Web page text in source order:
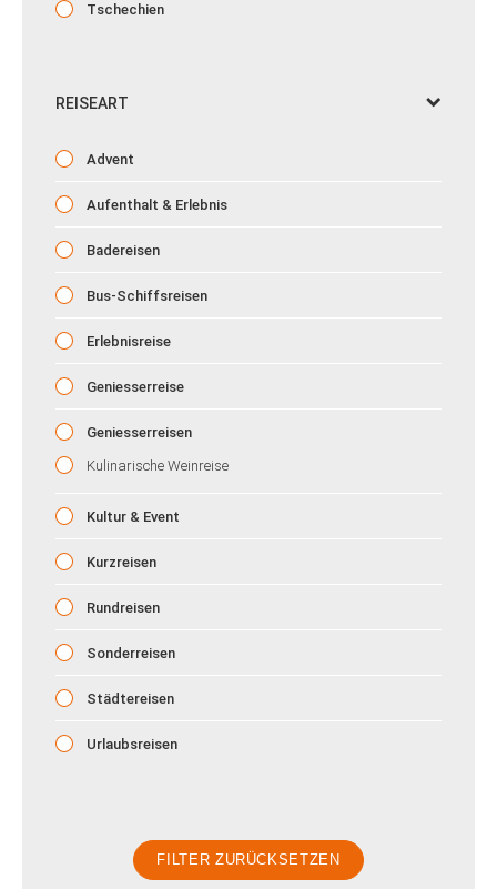
Tschechien
REISEART
Advent
Aufenthalt & Erlebnis
Badereisen
Bus-Schiffsreisen
Erlebnisreise
Geniesserreise
Geniesserreisen
Kulinarische Weinreise
Kultur & Event
Kurzreisen
Rundreisen
Sonderreisen
Städtereisen
Urlaubsreisen